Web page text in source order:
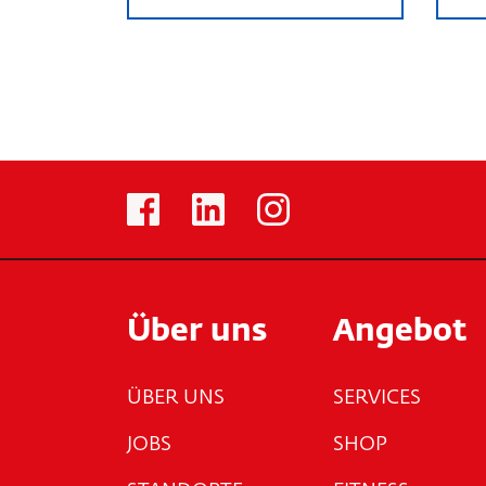
Über uns
ÜBER UNS
JOBS
Angebot
SERVICES
SHOP